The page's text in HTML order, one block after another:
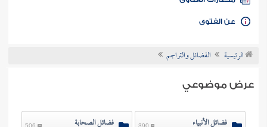
فتاوى معاصرة
مختارات الفتاوى
الفتوى
الرئيسية الفضائل والتراجم
عرض موضوعي
فضائل الأنبياء فضائل الصحابة 506